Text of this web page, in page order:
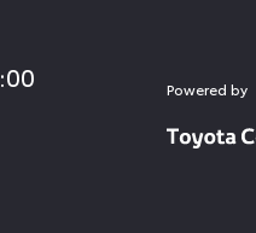
Powered by